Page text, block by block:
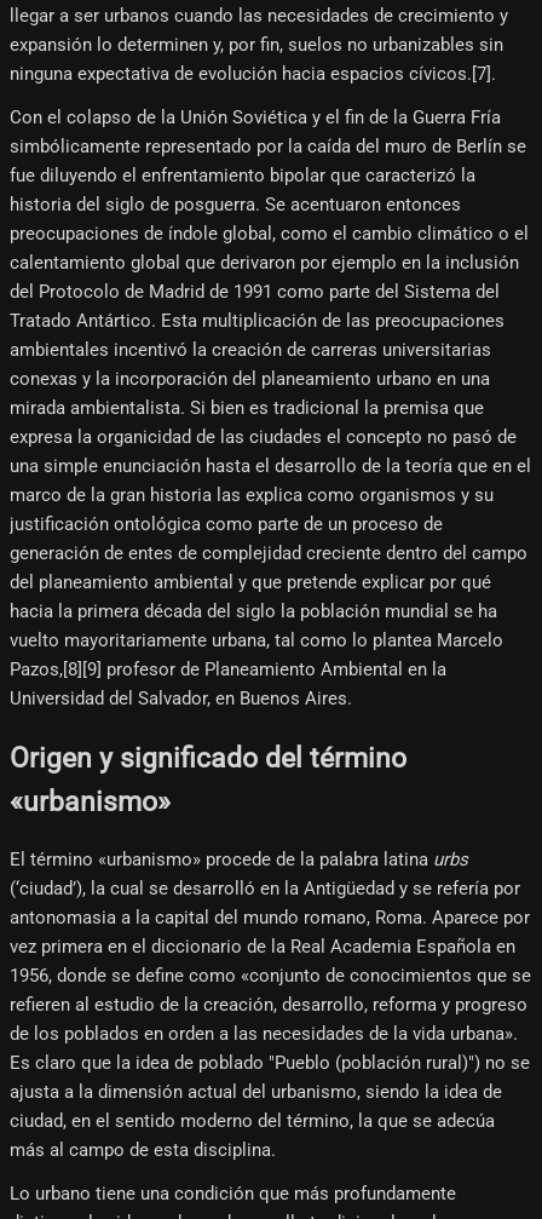
llegar a ser urbanos cuando las necesidades de crecimiento y
expansión lo determinen y, por fin, suelos no urbanizables sin
ninguna expectativa de evolución hacia espacios cívicos.[7]​.
Con el colapso de la Unión Soviética y el fin de la Guerra Fría
simbólicamente representado por la caída del muro de Berlín se
fue diluyendo el enfrentamiento bipolar que caracterizó la
historia del siglo de posguerra. Se acentuaron entonces
preocupaciones de índole global, como el cambio climático o el
calentamiento global que derivaron por ejemplo en la inclusión
del Protocolo de Madrid de 1991 como parte del Sistema del
Tratado Antártico. Esta multiplicación de las preocupaciones
ambientales incentivó la creación de carreras universitarias
conexas y la incorporación del planeamiento urbano en una
mirada ambientalista. Si bien es tradicional la premisa que
expresa la organicidad de las ciudades el concepto no pasó de
una simple enunciación hasta el desarrollo de la teoría que en el
marco de la gran historia las explica como organismos y su
justificación ontológica como parte de un proceso de
generación de entes de complejidad creciente dentro del campo
del planeamiento ambiental y que pretende explicar por qué
hacia la primera década del siglo la población mundial se ha
vuelto mayoritariamente urbana, tal como lo plantea Marcelo
Pazos,[8]​[9]​ profesor de Planeamiento Ambiental en la
Universidad del Salvador, en Buenos Aires.
Origen y significado del término
«urbanismo»
El término «urbanismo» procede de la palabra latina urbs
(‘ciudad’), la cual se desarrolló en la Antigüedad y se refería por
antonomasia a la capital del mundo romano, Roma. Aparece por
vez primera en el diccionario de la Real Academia Española en
1956, donde se define como «conjunto de conocimientos que se
refieren al estudio de la creación, desarrollo, reforma y progreso
de los poblados en orden a las necesidades de la vida urbana».
Es claro que la idea de poblado "Pueblo (población rural)") no se
ajusta a la dimensión actual del urbanismo, siendo la idea de
ciudad, en el sentido moderno del término, la que se adecúa
más al campo de esta disciplina.
Lo urbano tiene una condición que más profundamente